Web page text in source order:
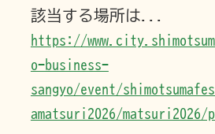
該当する場所は...
https://
o-business-
sangyo/event/
amatsuri2026/matsuri2026/